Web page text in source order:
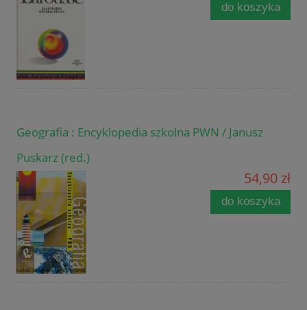
do koszyka
Geografia : Encyklopedia szkolna PWN / Janusz
Puskarz (red.)
54,90 zł
do koszyka